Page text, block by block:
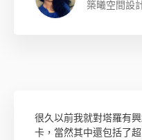
築曦空間設
很久以前我就對塔羅有
卡，當然其中還包括了